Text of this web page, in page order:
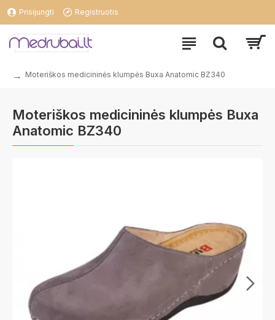
Prisijungti Registruotis
Moteriškos medicininės klumpės Buxa Anatomic BZ340
Moteriškos medicininės klumpės Buxa
Anatomic BZ340